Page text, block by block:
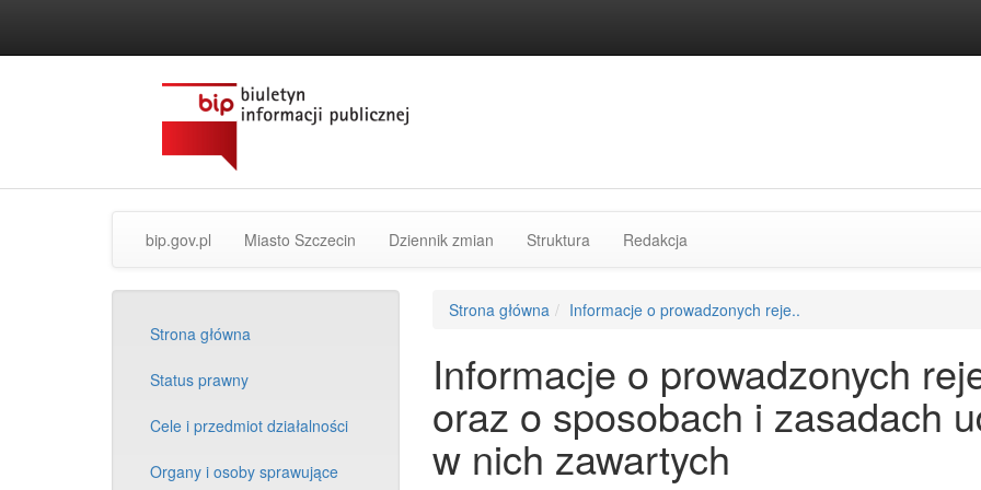
treści
bip.gov.pl strona
zewnętrzny]
Miasto Szczecin OficjalnaDziennik zmian Struktura rozdziałów
Redakcja
Strona główna
Status prawny
Cele i przedmiot działalności
Organy i osoby sprawujące
Strona główna Informacje o prowadzonych reje..
Informacje o prowadzonych
oraz o sposobach i zasadach
w nich zawartych